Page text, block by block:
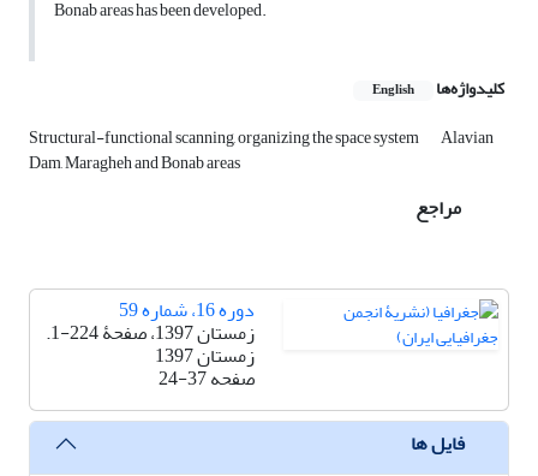
Bonab areas has been developed.
کلیدواژه‌ها English
Structural-functional scanning, organizing the space system Alavian
Dam, Maragheh and Bonab areas
مراجع
دوره 16، شماره 59
زمستان 1397، صفحۀ 224-1.
زمستان 1397
صفحه24-37
فایل ها